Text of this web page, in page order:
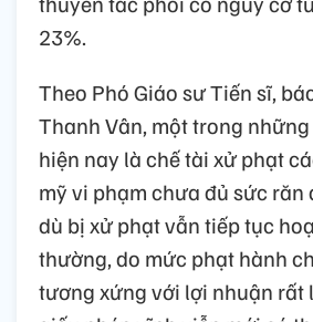
23%.
Theo Phó Giáo sư Tiến sĩ,
Thanh Vân, một trong
hiện nay là chế tài xử phạt
mỹ vi phạm chưa đủ sức răn
dù bị xử phạt vẫn tiếp tục
thường, do mức phạt hành
tương xứng với lợi nhuận rất